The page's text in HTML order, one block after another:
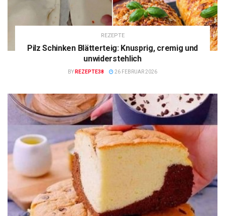
REZEPTE
Pilz Schinken Blätterteig: Knusprig, cremig und
unwiderstehlich
BY REZEPTE38 26 FEBRUAR 2026